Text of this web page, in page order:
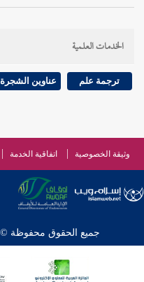
الخدمات العلمية
ترجمة علم عناوين الشجرة
وثيقة الخصوصية اتفاقية الخدمة
جميع الحقوق محفوظة © 2026 - 1998 لشبكة إسلام ويب